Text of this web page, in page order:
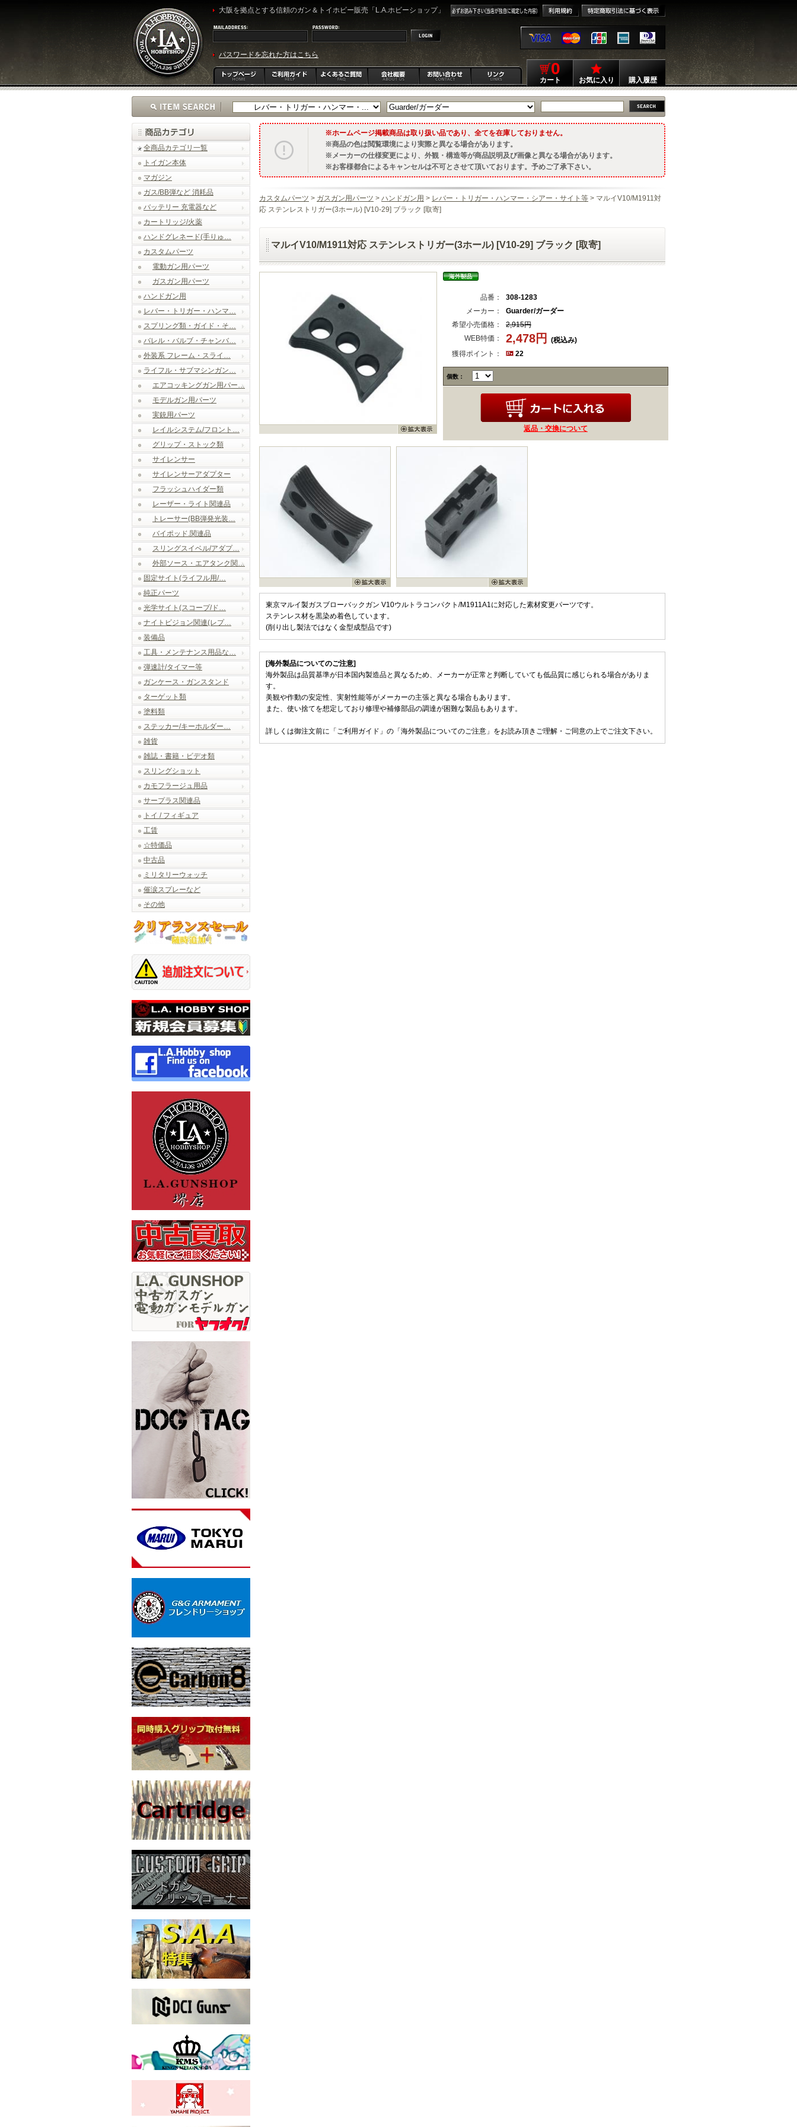
大阪を拠点とする信頼のガン＆トイホビー販売「L.A.ホビーショップ」
パスワードを忘れた方はこちら
0
カート お気に入り 購入履歴
全商品カテゴリ一覧
トイガン本体
マガジン
ガス/BB弾など 消耗品
バッテリー 充電器など
カートリッジ/火薬
ハンドグレネード(手りゅ…
カスタムパーツ
電動ガン用パーツ
ガスガン用パーツ
ハンドガン用
レバー・トリガー・ハンマ…
スプリング類・ガイド・そ…
バレル・バルブ・チャンバ…
外装系 フレーム・スライ…
ライフル・サブマシンガン…
エアコッキングガン用パー…
モデルガン用パーツ
実銃用パーツ
レイルシステム/フロント…
グリップ・ストック類
サイレンサー
サイレンサーアダプター
フラッシュハイダー類
レーザー・ライト関連品
トレーサー(BB弾発光装…
バイポッド.関連品
スリングスイベル/アダプ…
外部ソース・エアタンク関…
固定サイト(ライフル用/…
純正パーツ
光学サイト(スコープ/ド…
ナイトビジョン関連(レプ…
装備品
工具・メンテナンス用品な…
弾速計/タイマー等
ガンケース・ガンスタンド
ターゲット類
塗料類
ステッカー/キーホルダー…
雑貨
雑誌・書籍・ビデオ類
スリングショット
カモフラージュ用品
サープラス関連品
トイ / フィギュア
工賃
☆特価品
中古品
ミリタリーウォッチ
催涙スプレーなど
その他
ホームページ掲載商品は取り扱い品であり、全てを在庫しておりません。
商品の色は閲覧環境により実際と異なる場合があります。
メーカーの仕様変更により、外観・構造等が商品説明及び画像と異なる場合があります。
お客様都合によるキャンセルは不可とさせて頂いております。予めご了承下さい。
カスタムパーツ > ガスガン用パーツ > ハンドガン用 > レバー・トリガー・ハンマー・シアー・サイト等 > マルイV10/M1911対
応 ステンレストリガー(3ホール) [V10-29] ブラック [取寄]
マルイV10/M1911対応 ステンレストリガー(3ホール) [V10-29] ブラック [取寄]
品番：
308-1283
メーカー：
Guarder/ガーダー
希望小売価格：
2,915円
WEB特価：
2,478円
(税込み)
獲得ポイント：
22
個数：
返品・交換について
東京マルイ製ガスブローバックガン V10ウルトラコンパクト/M1911A1に対応した素材変更パーツです。
ステンレス材を黒染め着色しています。
(削り出し製法ではなく金型成型品です)
[海外製品についてのご注意]
海外製品は品質基準が日本国内製造品と異なるため、メーカーが正常と判断していても低品質に感じられる場合がありま
す。
美観や作動の安定性、実射性能等がメーカーの主張と異なる場合もあります。
また、使い捨てを想定しており修理や補修部品の調達が困難な製品もあります。
詳しくは御注文前に「ご利用ガイド」の「海外製品についてのご注意」をお読み頂きご理解・ご同意の上でご注文下さい。